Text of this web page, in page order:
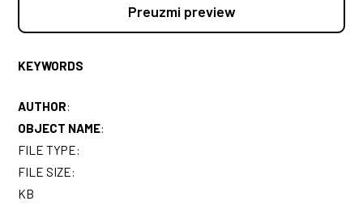
Preuzmi preview
KEYWORDS
AUTHOR:
OBJECT NAME:
FILE TYPE:
FILE SIZE:
KB